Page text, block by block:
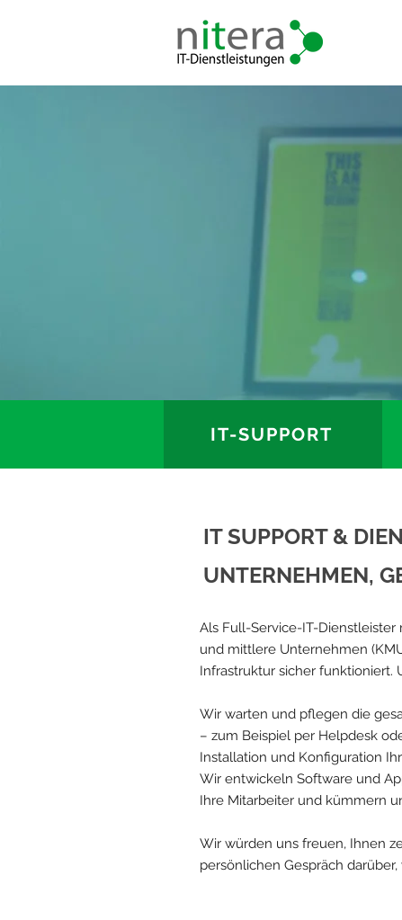
IT-SUPPORT
IT SUPPORT &
UNTERNEHMEN,
Als Full-Service-IT-
und mittlere Unternehmen
Infrastruktur sicher funktioniert.
Wir warten und pflegen die
– zum Beispiel per Helpdesk
Installation und Konfiguration
Wir entwickeln Software und
Ihre Mitarbeiter und kümmern
Wir würden uns freuen, Ihnen
persönlichen Gespräch